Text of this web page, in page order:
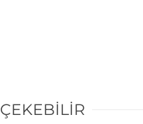
ÇEKEBİLİR